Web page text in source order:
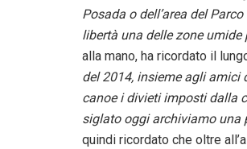
Posada o dell’area del
libertà una delle zone
alla mano, ha ricordato il
del 2014, insieme agli amici
canoe i divieti imposti dalla
siglato oggi archiviamo una
quindi ricordato che oltre